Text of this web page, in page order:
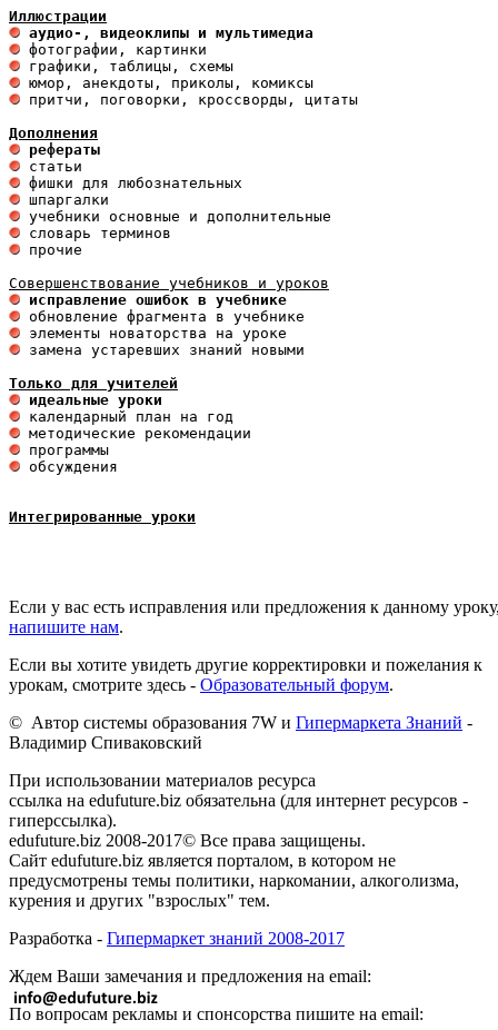
Иллюстрации
аудио-, видеоклипы и мультимедиа
притчи, поговорки, кроссворды, цитаты
Дополнения
рефераты
исправление ошибок в учебнике
замена устаревших знаний новыми
Только для учителей
идеальные уроки
обсуждения
Интегрированные уроки
Если у вас есть исправления или предложения к данному
напишите нам.
Если вы хотите увидеть другие корректировки и пожелания к
урокам, смотрите здесь - Образовательный форум.
© Автор системы образования 7W и Гипермаркета Знаний -
Владимир Спиваковский
При использовании материалов ресурса
ссылка на edufuture.biz обязательна (для интернет ресурсов -
гиперссылка).
edufuture.biz 2008-2017© Все права защищены.
Сайт edufuture.biz является порталом, в котором не
предусмотрены темы политики, наркомании, алкоголизма,
курения и других "взрослых" тем.
Разработка - Гипермаркет знаний 2008-2017
Ждем Ваши замечания и предложения на email:
По вопросам рекламы и спонсорства пишите на email: